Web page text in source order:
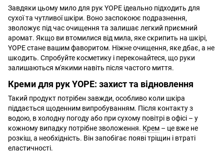
Завдяки цьому мило для рук YOPE ідеально підходить для
сухої та чутливої шкіри. Воно заспокоює подразнення,
зволожує під час очищення та залишає легкий приємний
аромат. Якщо ви втомилися від мила, яке скрипить на шкірі,
YOPE стане вашим фаворитом. Ніжне очищення, яке дбає, а не
шкодить. Спробуйте косметику і переконайтеся, що руки
залишаються м'якими навіть після частого миття.
Креми для рук YOPE: захист та відновлення
Такий продукт потрібен завжди, особливо коли шкіра
піддається щоденним випробуванням. Після контакту з
водою, в холодну погоду або при сухому повітрі в офісі – у
кожному випадку потрібне зволоження. Крем – це вже не
розкіш, а необхідність. Він запобігає появі тріщин і втраті
еластичності.